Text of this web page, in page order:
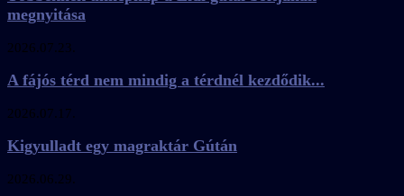
megnyitása
2026.07.23.
A fájós térd nem mindig a térdnél kezdődik...
2026.07.17.
Kigyulladt egy magraktár Gútán
2026.06.29.